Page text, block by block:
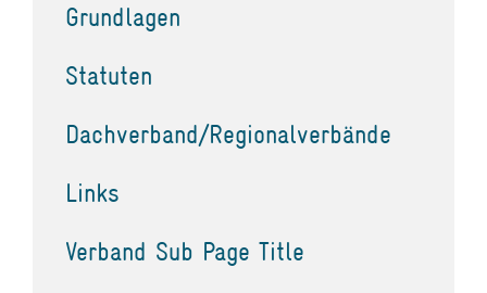
Grundlagen
Statuten
Dachverband/Regionalverbände
Links
Verband Sub Page Title